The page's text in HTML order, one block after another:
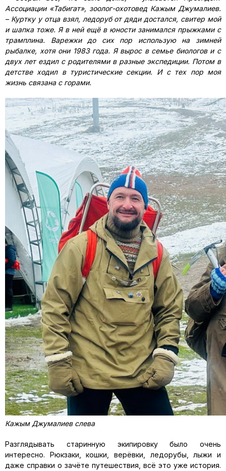
Ассоциации «Табигат», зоолог-охотовед Кажым Джумалиев.
– Куртку у отца взял, ледоруб от дяди достался, свитер мой
и шапка тоже. Я в ней ещё в юности занимался прыжками с
трамплина. Варежки до сих пор использую на зимней
рыбалке, хотя они 1983 года. Я вырос в семье биологов и с
двух лет ездил с родителями в разные экспедиции. Потом в
детстве ходил в туристические секции. И с тех пор моя
жизнь связана с горами.
Кажым Джумалиев слева
Разглядывать старинную экипировку было очень
интересно. Рюкзаки, кошки, верёвки, ледорубы, лыжи и
даже справки о зачёте путешествия, всё это уже история.